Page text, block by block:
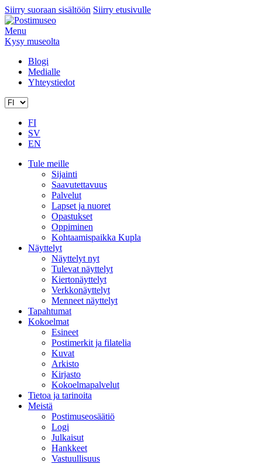
Siirry suoraan sisältöön Siirry etusivulle
Menu
Kysy museolta
Blogi
Medialle
Yhteystiedot
FI
SV
EN
Tule meille
Sijainti
Saavutettavuus
Palvelut
Lapset ja nuoret
Opastukset
Oppiminen
Kohtaamispaikka Kupla
Näyttelyt
Näyttelyt nyt
Tulevat näyttelyt
Kiertonäyttelyt
Verkkonäyttelyt
Menneet näyttelyt
Tapahtumat
Kokoelmat
Esineet
Postimerkit ja filatelia
Kuvat
Arkisto
Kirjasto
Kokoelmapalvelut
Tietoa ja tarinoita
Meistä
Postimuseosäätiö
Logi
Julkaisut
Hankkeet
Vastuullisuus